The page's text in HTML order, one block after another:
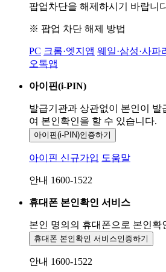
팝업차단을 해제하시기 바랍니
※ 팝업 차단 해제 방법
PC 크롬·엣지앱 웨일·삼성·사파
오톡앱
아이핀(i-PIN)
발급기관과 상관없이 본인이 발
여 본인확인을 할 수 있습니다.
아이핀(i-PIN)인증하기
아이핀 신규가입 도움말
안내 1600-1522
휴대폰 본인확인 서비스
본인 명의의 휴대폰으로 본인확
휴대폰 본인확인 서비스인증하기
안내 1600-1522